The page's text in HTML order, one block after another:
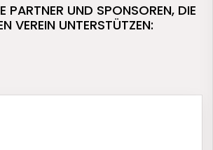
PARTNER UND SPONSOREN, DIE
VEREIN UNTERSTÜTZEN: